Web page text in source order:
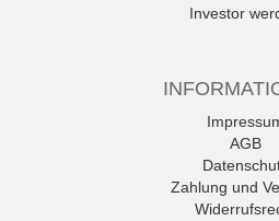
Investor
AGB
Zahlung und